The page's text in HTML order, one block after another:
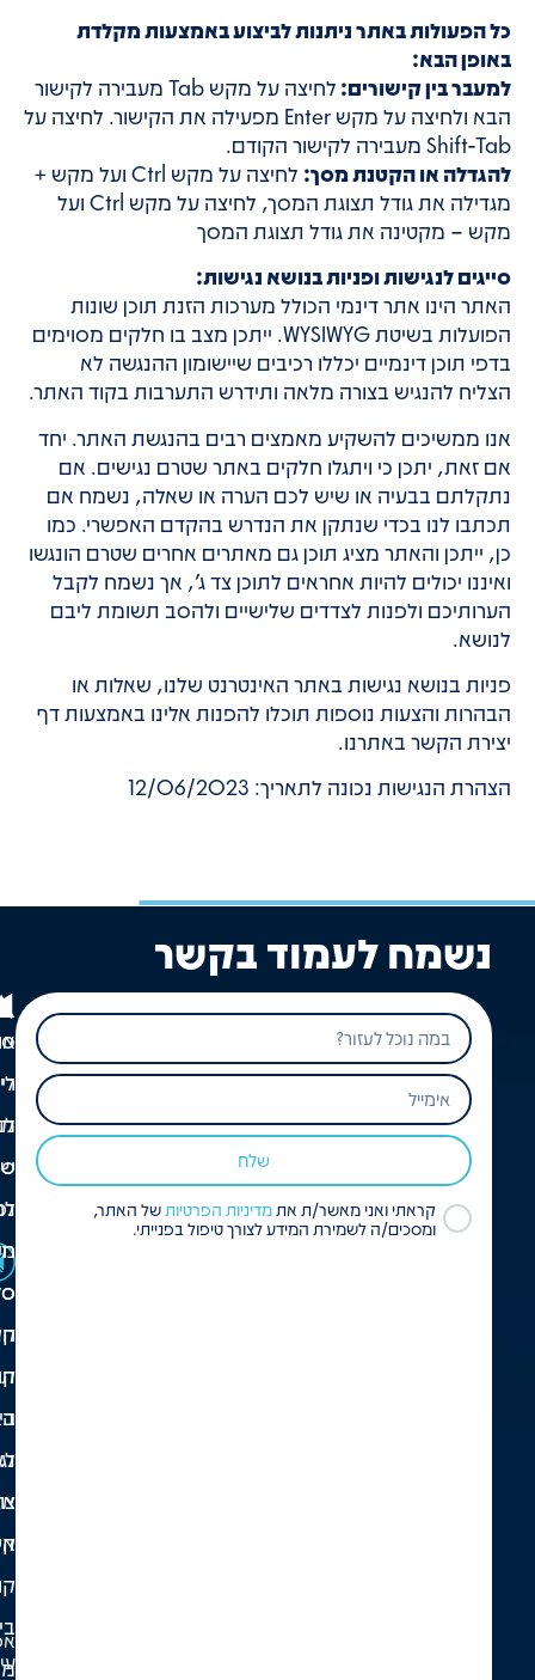
כל הפעולות באתר ניתנות לביצוע באמצעות מקלדת
באופן הבא:
למעבר בין קישורים:
לחיצה על מקש Tab מעבירה לקישור
הבא ולחיצה על מקש Enter מפעילה את הקישור. לחיצה על
Shift-Tab מעבירה לקישור הקודם.
להגדלה או הקטנת מסך:
לחיצה על מקש Ctrl ועל מקש +
מגדילה את גודל תצוגת המסך, לחיצה על מקש Ctrl ועל
מקש – מקטינה את גודל תצוגת המסך
סייגים לנגישות ופניות בנושא נגישות:
האתר הינו אתר דינמי הכולל מערכות הזנת תוכן שונות
הפועלות בשיטת WYSIWYG. ייתכן מצב בו חלקים מסוימים
בדפי תוכן דינמיים יכללו רכיבים שיישומון ההנגשה לא
הצליח להנגיש בצורה מלאה ותידרש התערבות בקוד האתר.
אנו ממשיכים להשקיע מאמצים רבים בהנגשת האתר. יחד
אם זאת, יתכן כי ויתגלו חלקים באתר שטרם נגישים. אם
נתקלתם בבעיה או שיש לכם הערה או שאלה, נשמח אם
תכתבו לנו בכדי שנתקן את הנדרש בהקדם האפשרי. כמו
כן, ייתכן והאתר מציג תוכן גם מאתרים אחרים שטרם הונגשו
ואיננו יכולים להיות אחראים לתוכן צד ג’, אך נשמח לקבל
הערותיכם ולפנות לצדדים שלישיים ולהסב תשומת ליבם
לנושא.
פניות בנושא נגישות באתר האינטרנט שלנו, שאלות או
הבהרות והצעות נוספות תוכלו להפנות אלינו באמצעות דף
יצירת הקשר באתרנו.
הצהרת הנגישות נכונה לתאריך: 12/06/2023
נשמח לעמוד בקשר
קראתי ואני מאשר/ת אתמדיניות הפרטיותשל האתר,
ומסכים/ה לשמירת המידע לצורך טיפול בפנייתי.
שלח